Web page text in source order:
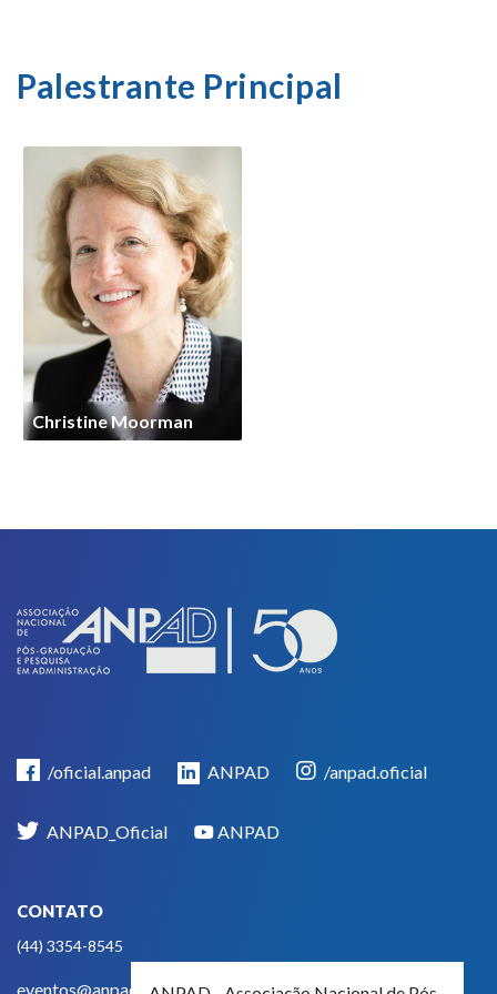
Palestrante Principal
Christine Moorman
/oficial.anpad ANPAD /anpad.oficial
ANPAD_Oficial ANPAD
CONTATO
(44) 3354-8545
eventos@anpad.org.br